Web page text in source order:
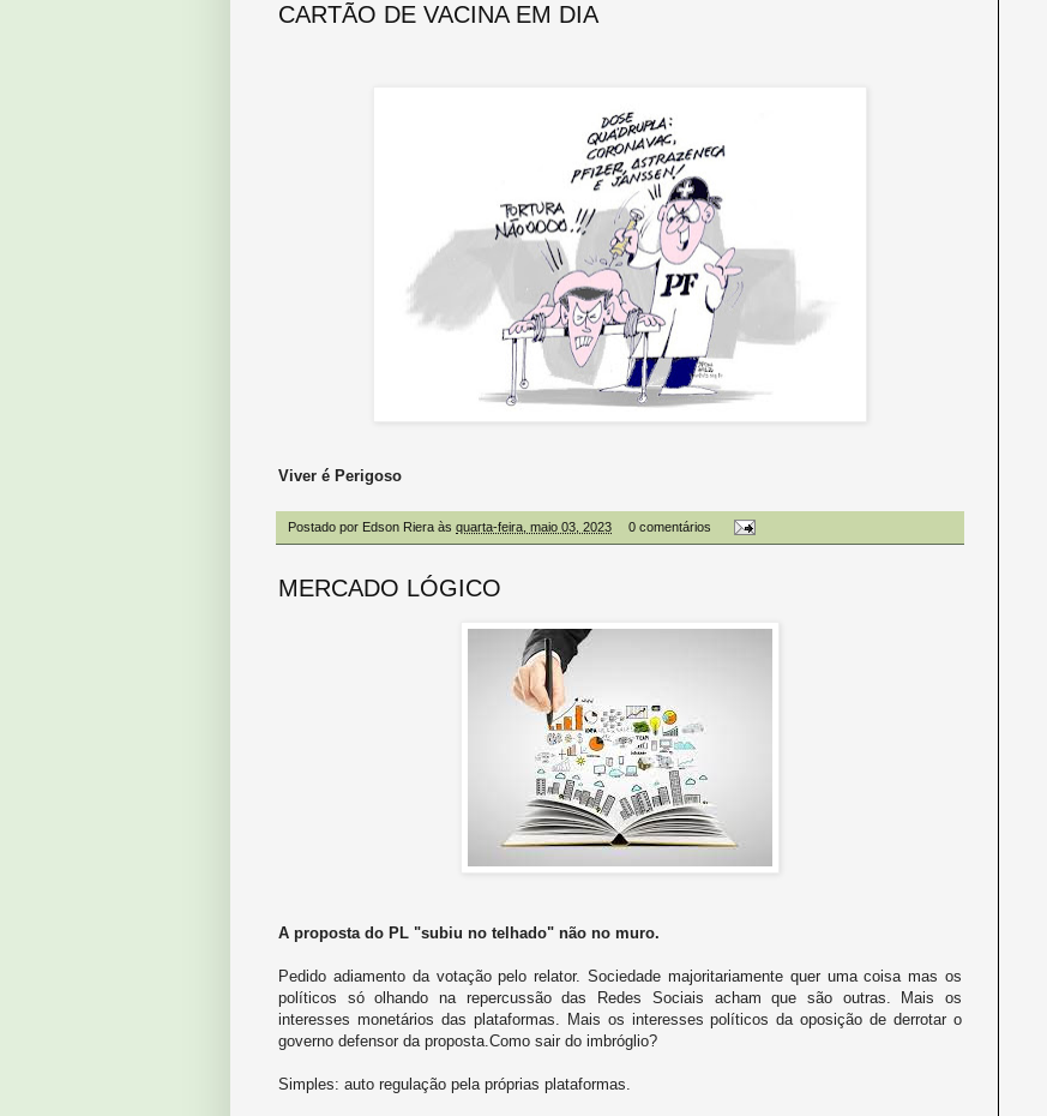
CARTÃO DE VACINA EM DIA
Viver é Perigoso
Postado por Edson Riera às quarta-feira, maio 03, 2023 0 comentários
MERCADO LÓGICO
A proposta do PL "subiu no telhado" não no muro.
Pedido adiamento da votação pelo relator. Sociedade majoritariamente quer uma coisa mas os
políticos só olhando na repercussão das Redes Sociais acham que são outras. Mais os
interesses monetários das plataformas. Mais os interesses políticos da oposição de derrotar o
governo defensor da proposta.Como sair do imbróglio?
Simples: auto regulação pela próprias plataformas.